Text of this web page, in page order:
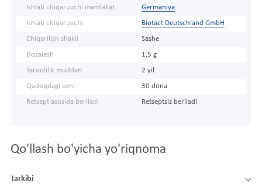
Ishlab chiqaruvchi mamlakat
Germaniya
Ishlab chiqaruvchi Biotact Deutschland GmbH
Chiqarilish shakli Sashe
Dozalash 1,5 g
Yaroqlilik muddati 2 yil
Qadoqdagi soni 30 dona
Retsept asosida beriladi Retseptsiz beriladi
Qo'llash bo'yicha yo'riqnoma
Tarkibi